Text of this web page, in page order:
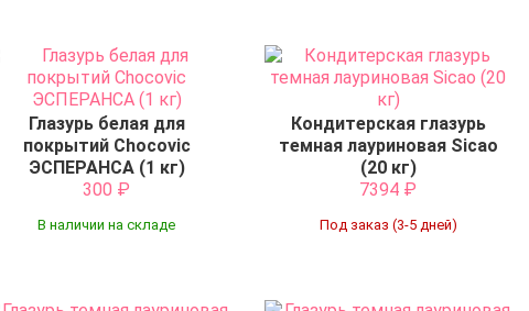
Глазурь белая для
покрытий Chocovic
ЭСПЕРАНСА (1 кг)
300 ₽
В наличии на складе
Кондитерская глазурь
темная лауриновая Sicao
(20 кг)
7394 ₽
Под заказ (3-5 дней)